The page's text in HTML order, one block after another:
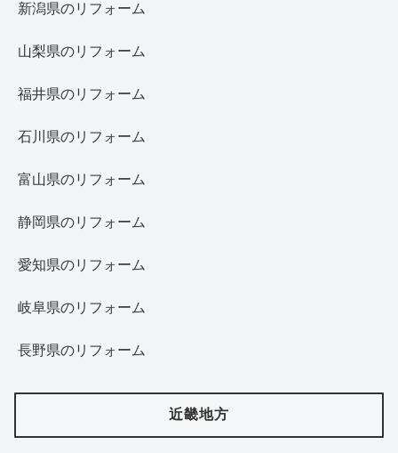
新潟県のリフォーム
山梨県のリフォーム
福井県のリフォーム
石川県のリフォーム
富山県のリフォーム
静岡県のリフォーム
愛知県のリフォーム
岐阜県のリフォーム
長野県のリフォーム
近畿地方